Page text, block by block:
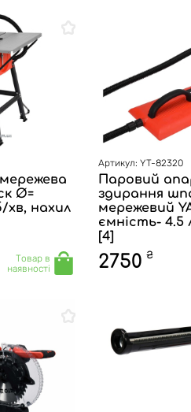
Ø=
хв, нахил
Товар в
наявності
Артикул: YT-82320
Паровий
здирання
мережевий
ємність- 4.5
[4]
2750 ₴